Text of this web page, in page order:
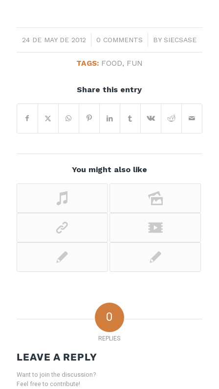
24 DE MAY DE 2012
/ 0 COMMENTS
/ BYSIECSASE
TAGS: FOOD, FUN
Share this entry
You might also like
0
REPLIES
LEAVE A REPLY
Want to join the discussion?
Feel free to contribute!